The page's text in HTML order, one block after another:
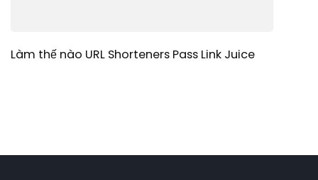
Làm thế nào URL Shorteners Pass Link Juice